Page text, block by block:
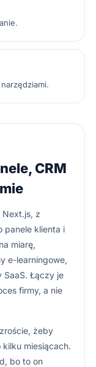
CRM
Next.js, z
panele klienta i
miarę,
e-learningowe,
Łączy je
firmy, a nie
żeby
miesiącach.
bo to on